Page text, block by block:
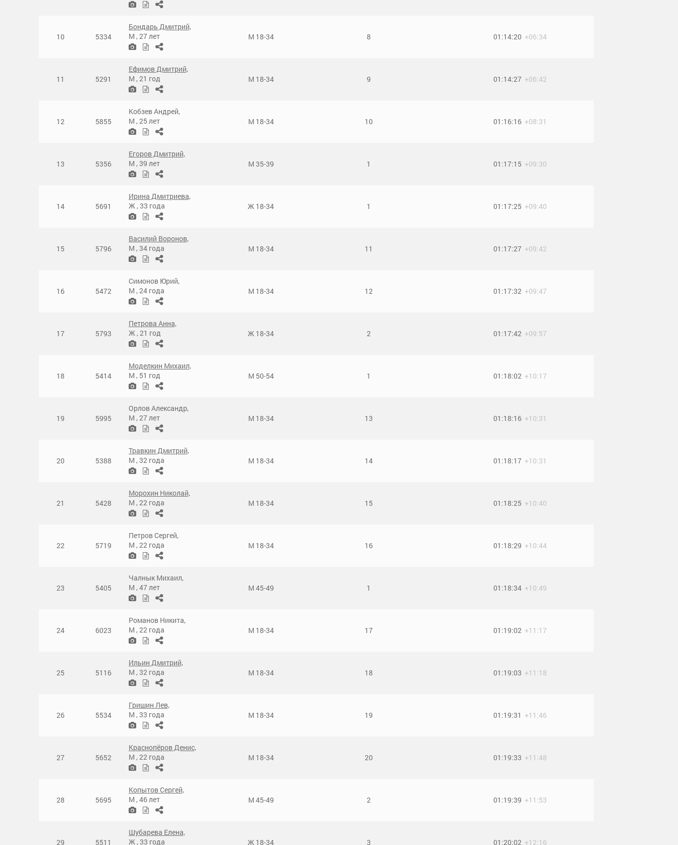
10 5334
Бондарь Дмитрий,
М , 27 лет М 18-34 8 01:14:20 +06:34
11 5291
Ефимов Дмитрий,
М , 21 год М 18-34 9 01:14:27 +06:42
12 5855
Кобзев Андрей,
М , 25 лет М 18-34 10 01:16:16 +08:31
13 5356
Егоров Дмитрий,
М , 39 лет М 35-39 1 01:17:15 +09:30
14 5691
Ирина Дмитриева,
Ж, 33 года Ж 18-34 1 01:17:25 +09:40
15 5796
Василий Воронов,
М , 34 года М 18-34 11 01:17:27 +09:42
16 5472
Симонов Юрий,
М , 24 года М 18-34 12 01:17:32 +09:47
17 5793
Петрова Анна,
Ж, 21 год Ж 18-34 2 01:17:42 +09:57
18 5414
Моделкин Михаил,
М , 51 год М 50-54 1 01:18:02 +10:17
19 5995
Орлов Александр,
М , 27 лет М 18-34 13 01:18:16 +10:31
20 5388
Травкин Дмитрий,
М , 32 года М 18-34 14 01:18:17 +10:31
21 5428
Морохин Николай,
М , 22 года М 18-34 15 01:18:25 +10:40
22 5719
Петров Сергей,
М , 22 года М 18-34 16 01:18:29 +10:44
23 5405
Чалнык Михаил,
М , 47 лет М 45-49 1 01:18:34 +10:49
24 6023
Романов Никита,
М , 22 года М 18-34 17 01:19:02 +11:17
25 5116
Ильин Дмитрий,
М , 32 года М 18-34 18 01:19:03 +11:18
26 5534
Гришин Лев,
М , 33 года М 18-34 19 01:19:31 +11:46
27 5652
Краснопёров Денис,
М , 22 года М 18-34 20 01:19:33 +11:48
28 5695
Копытов Сергей,
М , 46 лет М 45-49 2 01:19:39 +11:53
29 5511
Шубарева Елена,
Ж, 33 года Ж 18-34 3 01:20:02 +12:16